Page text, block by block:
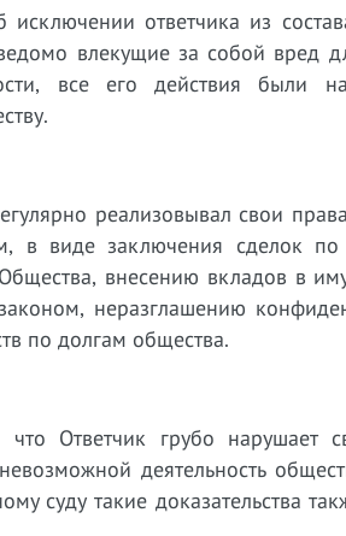
исключении ответчика из
влекущие за собой вред
все его действия были
реализовывал свои
в виде заключения сделок по
внесению вкладов в
неразглашению
по долгам общества.
что Ответчик грубо нарушает
деятельность
суду такие доказательства